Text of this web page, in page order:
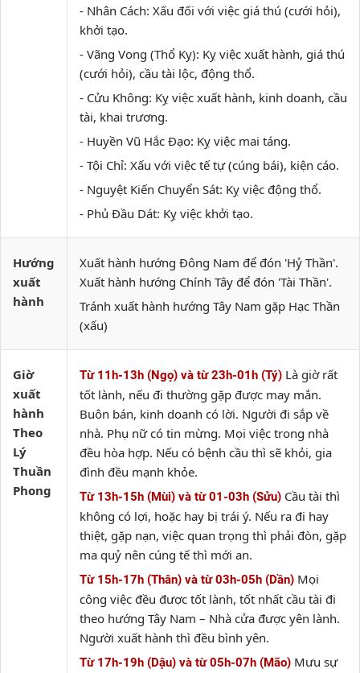
- Nhân Cách: Xấu đối với việc giá thú (cưới hỏi),
khởi tạo.
- Vãng Vong (Thổ Kỵ): Kỵ việc xuất hành, giá thú
(cưới hỏi), cầu tài lộc, động thổ.
- Cửu Không: Kỵ việc xuất hành, kinh doanh, cầu
tài, khai trương.
- Huyền Vũ Hắc Đạo: Kỵ việc mai táng.
- Tội Chỉ: Xấu với việc tế tự (cúng bái), kiện cáo.
- Nguyệt Kiến Chuyển Sát: Kỵ việc động thổ.
- Phủ Đầu Dát: Kỵ việc khởi tạo.
Hướng
xuất
hành
Xuất hành hướng Đông Nam để đón 'Hỷ Thần'.
Xuất hành hướng Chính Tây để đón 'Tài Thần'.
Tránh xuất hành hướng Tây Nam gặp Hạc Thần
(xấu)
Giờ
xuất
hành
Theo
Lý
Thuần
Phong
Từ 11h-13h (Ngọ) và từ 23h-01h (Tý) Là giờ rất
tốt lành, nếu đi thường gặp được may mắn.
Buôn bán, kinh doanh có lời. Người đi sắp về
nhà. Phụ nữ có tin mừng. Mọi việc trong nhà
đều hòa hợp. Nếu có bệnh cầu thì sẽ khỏi, gia
đình đều mạnh khỏe.
Từ 13h-15h (Mùi) và từ 01-03h (Sửu) Cầu tài thì
không có lợi, hoặc hay bị trái ý. Nếu ra đi hay
thiệt, gặp nạn, việc quan trọng thì phải đòn, gặp
ma quỷ nên cúng tế thì mới an.
Từ 15h-17h (Thân) và từ 03h-05h (Dần) Mọi
công việc đều được tốt lành, tốt nhất cầu tài đi
theo hướng Tây Nam – Nhà cửa được yên lành.
Người xuất hành thì đều bình yên.
Từ 17h-19h (Dậu) và từ 05h-07h (Mão) Mưu sự